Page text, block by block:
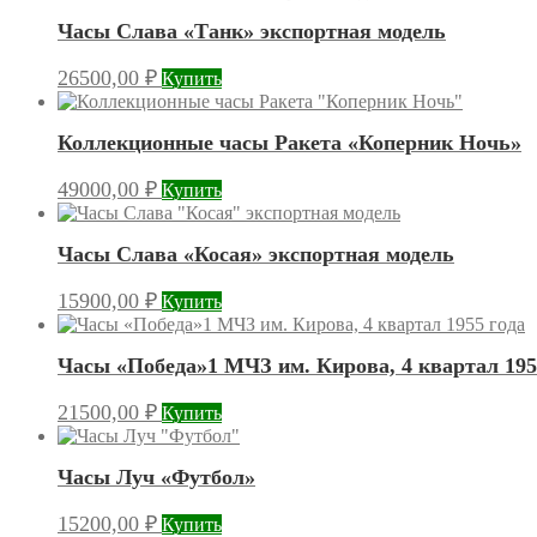
Часы Слава «Танк» экспортная модель
26500,00 ₽ Купить
Коллекционные часы Ракета «Коперник Ночь»
49000,00 ₽ Купить
Часы Слава «Косая» экспортная модель
15900,00 ₽ Купить
Часы «Победа»1 МЧЗ им. Кирова, 4 квартал
21500,00 ₽ Купить
Часы Луч «Футбол»
15200,00 ₽ Купить